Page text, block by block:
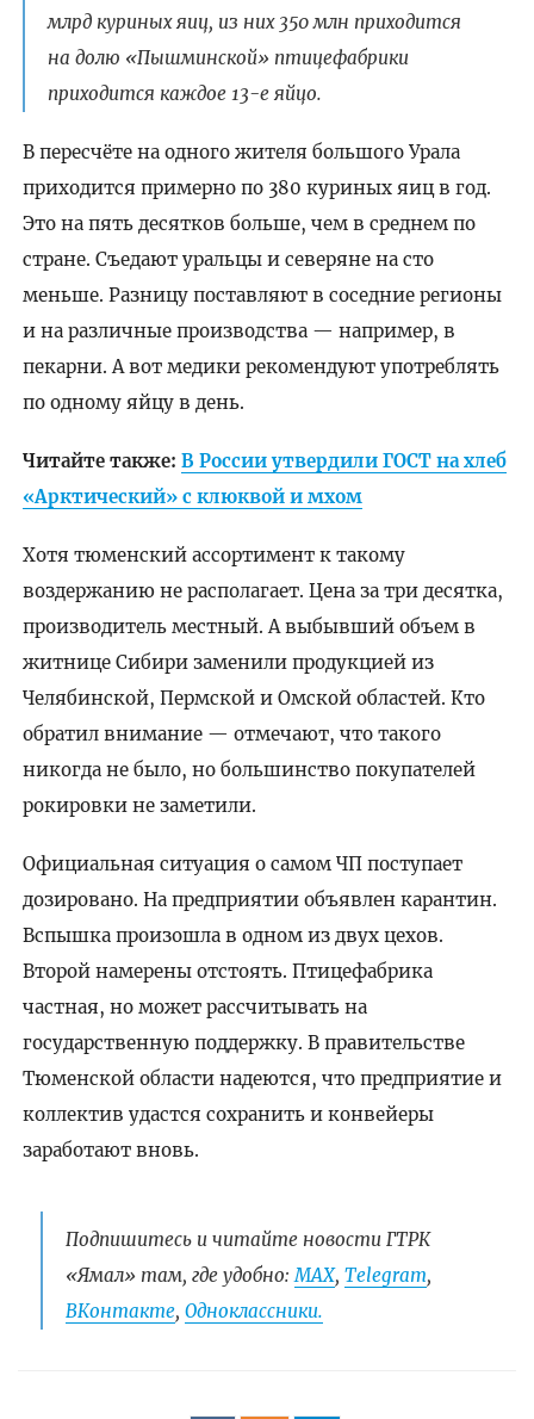
млрд куриных яиц, из них 350 млн приходится
на долю «Пышминской» птицефабрики
приходится каждое 13-е яйцо.
В пересчёте на одного жителя большого Урала
приходится примерно по 380 куриных яиц в год.
Это на пять десятков больше, чем в среднем по
стране. Съедают уральцы и северяне на сто
меньше. Разницу поставляют в соседние регионы
и на различные производства — например, в
пекарни. А вот медики рекомендуют употреблять
по одному яйцу в день.
Читайте также: В России утвердили ГОСТ на хлеб
«Арктический» с клюквой и мхом
Хотя тюменский ассортимент к такому
воздержанию не располагает. Цена за три десятка,
производитель местный. А выбывший объем в
житнице Сибири заменили продукцией из
Челябинской, Пермской и Омской областей. Кто
обратил внимание — отмечают, что такого
никогда не было, но большинство покупателей
рокировки не заметили.
Официальная ситуация о самом ЧП поступает
дозировано. На предприятии объявлен карантин.
Вспышка произошла в одном из двух цехов.
Второй намерены отстоять. Птицефабрика
частная, но может рассчитывать на
государственную поддержку. В правительстве
Тюменской области надеются, что предприятие и
коллектив удастся сохранить и конвейеры
заработают вновь.
Подпишитесь и читайте новости ГТРК
«Ямал» там, где удобно: МАХ, Telegram,
ВКонтакте, Одноклассники.